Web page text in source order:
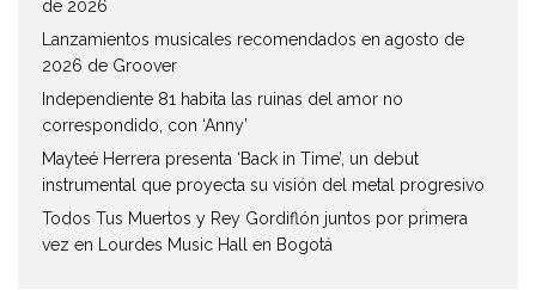
de 2026
Lanzamientos musicales recomendados en agosto de
2026 de Groover
Independiente 81 habita las ruinas del amor no
correspondido, con ‘Anny’
Mayteé Herrera presenta ‘Back in Time’, un debut
instrumental que proyecta su visión del metal progresivo
Todos Tus Muertos y Rey Gordiflón juntos por primera
vez en Lourdes Music Hall en Bogotá